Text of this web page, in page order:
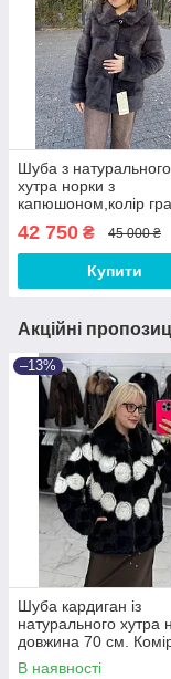
Шуба з натурального
хутра норки з
капюшоном,колір
70 див.
42 750 ₴ 45 000 ₴
Купити
Акційні
–13%
Шуба кардиган із
натурального хутра
довжина 70 см. Комір
песця
В наявності